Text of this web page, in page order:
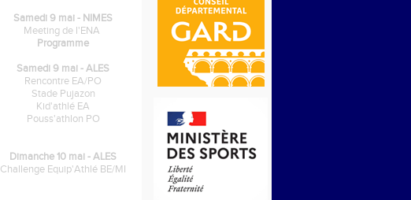
Samedi 9 mai - NIMES
Meeting de l'ENA
Programme
Samedi 9 mai - ALES
Rencontre EA/PO
Stade Pujazon
Kid'athlé EA
Pouss'athlon PO
Dimanche 10 mai - ALES
Challenge Equip'Athlé BE/MI